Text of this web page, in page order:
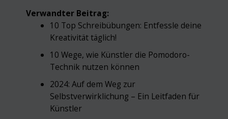
Verwandter Beitrag:
10 Top Schreibübungen: Entfessle deine
Kreativität täglich!
10 Wege, wie Künstler die Pomodoro-
Technik nutzen können
2024: Auf dem Weg zur
Selbstverwirklichung – Ein Leitfaden für
Künstler